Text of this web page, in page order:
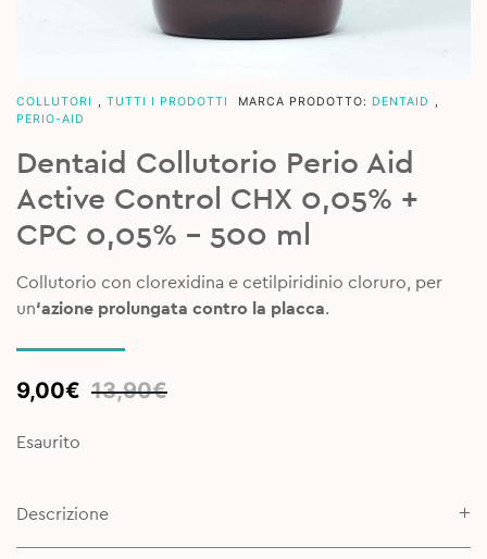
COLLUTORI , TUTTI I PRODOTTI MARCA PRODOTTO: DENTAID
,
PERIO-AID
Dentaid Collutorio Perio Aid
Active Control CHX 0,05% +
CPC 0,05% – 500 ml
Collutorio con clorexidina e cetilpiridinio cloruro, per
un‘azione prolungata contro la placca.
13,90€
Original
was:
9,00€
Current
is:
Esaurito
Descrizione